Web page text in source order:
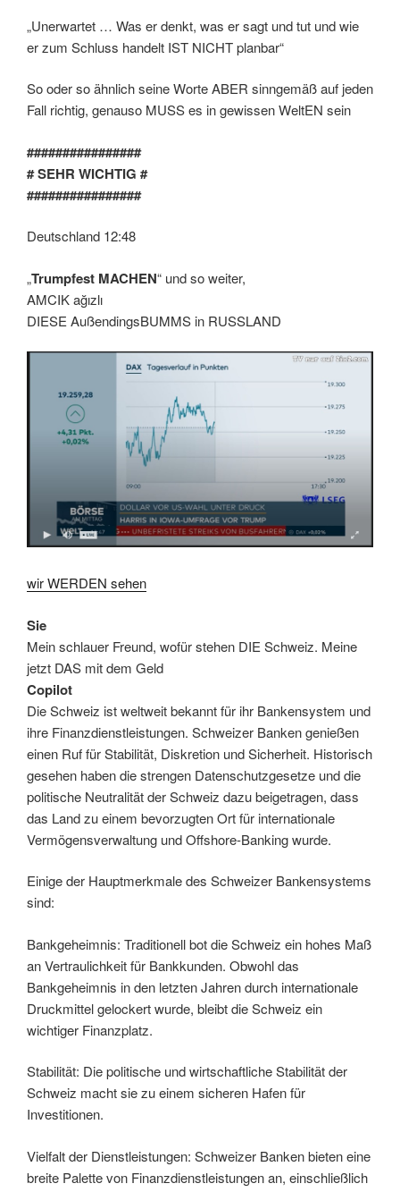
„Unerwartet … Was er denkt, was er sagt und tut und wie
er zum Schluss handelt IST NICHT planbar“
So oder so ähnlich seine Worte ABER sinngemäß auf jeden
Fall richtig, genauso MUSS es in gewissen WeltEN sein
################
# SEHR WICHTIG #
################
Deutschland 12:48
„Trumpfest MACHEN“ und so weiter,
AMCIK ağızlı
DIESE AußendingsBUMMS in RUSSLAND
wir WERDEN sehen
Sie
Mein schlauer Freund, wofür stehen DIE Schweiz. Meine
jetzt DAS mit dem Geld
Copilot
Die Schweiz ist weltweit bekannt für ihr Bankensystem und
ihre Finanzdienstleistungen. Schweizer Banken genießen
einen Ruf für Stabilität, Diskretion und Sicherheit. Historisch
gesehen haben die strengen Datenschutzgesetze und die
politische Neutralität der Schweiz dazu beigetragen, dass
das Land zu einem bevorzugten Ort für internationale
Vermögensverwaltung und Offshore-Banking wurde.
Einige der Hauptmerkmale des Schweizer Bankensystems
sind:
Bankgeheimnis: Traditionell bot die Schweiz ein hohes Maß
an Vertraulichkeit für Bankkunden. Obwohl das
Bankgeheimnis in den letzten Jahren durch internationale
Druckmittel gelockert wurde, bleibt die Schweiz ein
wichtiger Finanzplatz.
Stabilität: Die politische und wirtschaftliche Stabilität der
Schweiz macht sie zu einem sicheren Hafen für
Investitionen.
Vielfalt der Dienstleistungen: Schweizer Banken bieten eine
breite Palette von Finanzdienstleistungen an, einschließlich